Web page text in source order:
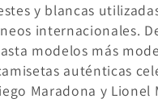
y blancas
internacionales.
modelos más
auténticas
Maradona y Lionel